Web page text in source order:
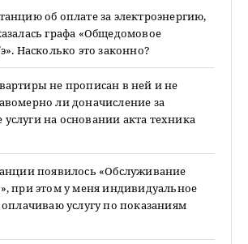
об оплате за электроэнергию,
графа «Общедомовое
Насколько это законно?
не прописан в ней и не
ли доначисление за
на основании акта техника
появилось «Обслуживание
при этом у меня индивидуальное
услугу по показаниям